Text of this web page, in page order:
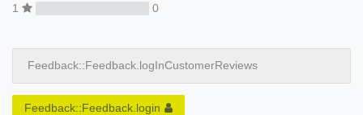
1
0
Feedback::Feedback.logInCustomerReviews
Feedback::Feedback.login